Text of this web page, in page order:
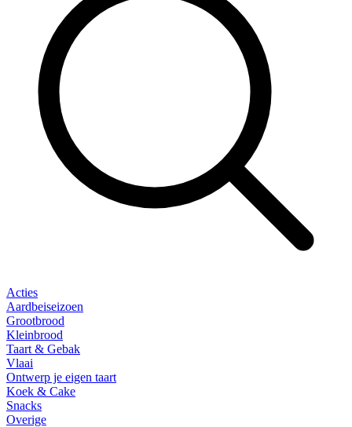
Acties
Aardbeiseizoen
Grootbrood
Kleinbrood
Taart & Gebak
Vlaai
Ontwerp je eigen taart
Koek & Cake
Snacks
Overige